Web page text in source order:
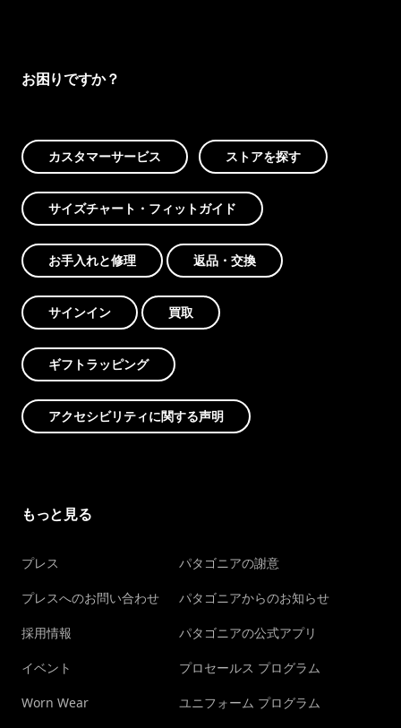
お困りですか？
カスタマーサービス ストアを探す
サイズチャート・フィットガイド
お手入れと修理 返品・交換
サインイン 買取
ギフトラッピング
アクセシビリティに関する声明
もっと見る
プレス
プレスへのお問い合わせ
採用情報
イベント
Worn Wear
パタゴニアの謝意
パタゴニアからのお知らせ
パタゴニアの公式アプリ
プロセールス プログラム
ユニフォーム プログラム